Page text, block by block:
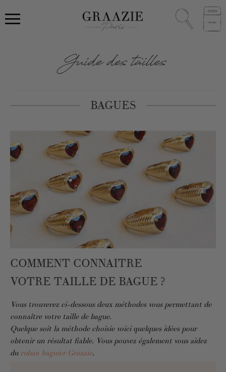
Guide des tailles
BAGUES
COMMENT CONNAITRE
VOTRE TAILLE DE BAGUE ?
Vous trouverez ci-dessous deux méthodes vous permettant de
connaître votre taille de bague.
Quelque soit la méthode choisie voici quelques idées pour
obtenir un résultat fiable. Vous pouvez également vous aidez
du ruban baguier Graazie.